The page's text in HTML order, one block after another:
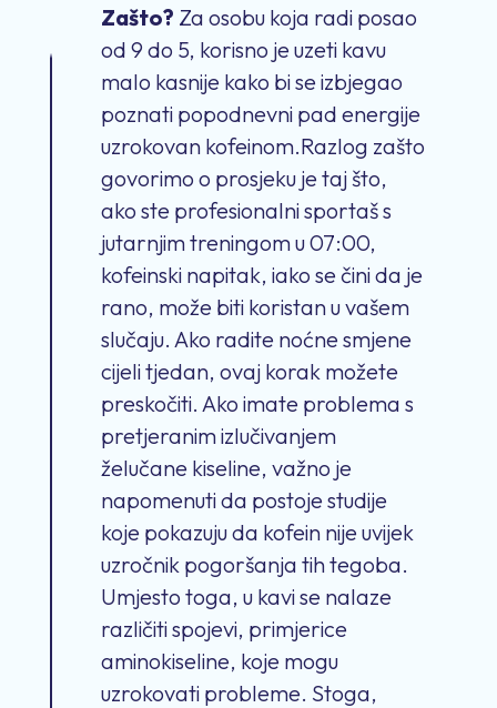
Zašto? Za osobu koja radi posao
od 9 do 5, korisno je uzeti kavu
malo kasnije kako bi se izbjegao
poznati popodnevni pad energije
uzrokovan kofeinom.Razlog zašto
govorimo o prosjeku je taj što,
ako ste profesionalni sportaš s
jutarnjim treningom u 07:00,
kofeinski napitak, iako se čini da je
rano, može biti koristan u vašem
slučaju. Ako radite noćne smjene
cijeli tjedan, ovaj korak možete
preskočiti. Ako imate problema s
pretjeranim izlučivanjem
želučane kiseline, važno je
napomenuti da postoje studije
koje pokazuju da kofein nije uvijek
uzročnik pogoršanja tih tegoba.
Umjesto toga, u kavi se nalaze
različiti spojevi, primjerice
aminokiseline, koje mogu
uzrokovati probleme. Stoga,